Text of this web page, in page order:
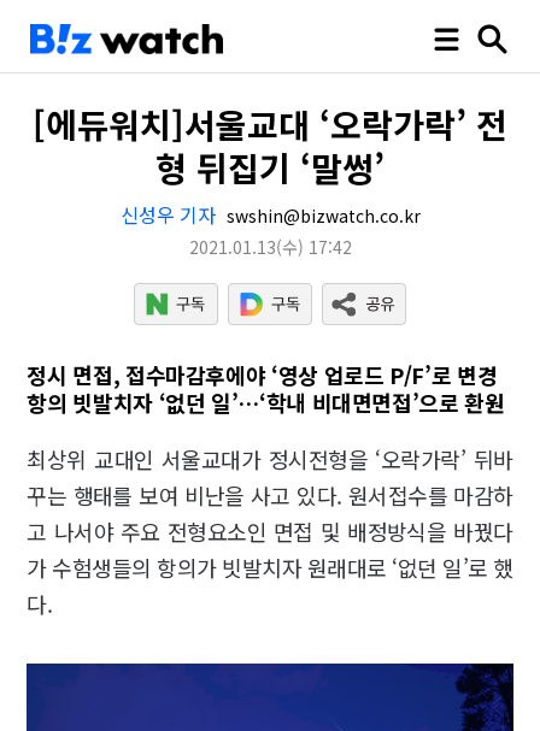
[에듀워치]서울교대 ‘오락가락’ 전
형 뒤집기 ‘말썽’
신성우 기자 swshin@bizwatch.co.kr
2021.01.13(수) 17:42
정시 면접, 접수마감후에야 ‘영상 업로드 P/F’로 변경
항의 빗발치자 ‘없던 일’…‘학내 비대면면접’으로 환원
최상위 교대인 서울교대가 정시전형을 ‘오락가락’ 뒤바
꾸는 행태를 보여 비난을 사고 있다. 원서접수를 마감하
고 나서야 주요 전형요소인 면접 및 배정방식을 바꿨다
가 수험생들의 항의가 빗발치자 원래대로 ‘없던 일’로 했
다.